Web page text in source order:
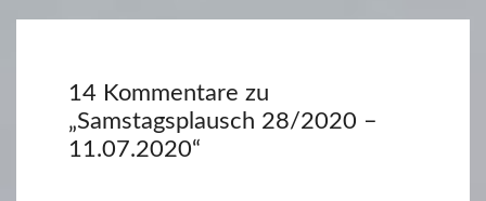
14 Kommentare zu
„Samstagsplausch 28/2020 –
11.07.2020“